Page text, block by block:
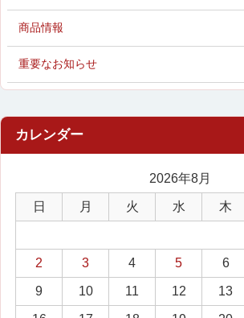
商品情報
重要なお知らせ
2026年8月
日 月 火 水 木
2 3 4 5 6
9 10 11 12 13